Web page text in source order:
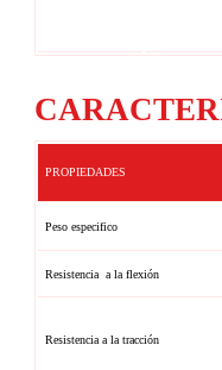
PROPIEDADES
Peso especifico
Resistencia a la flexión
Resistencia a la tracción